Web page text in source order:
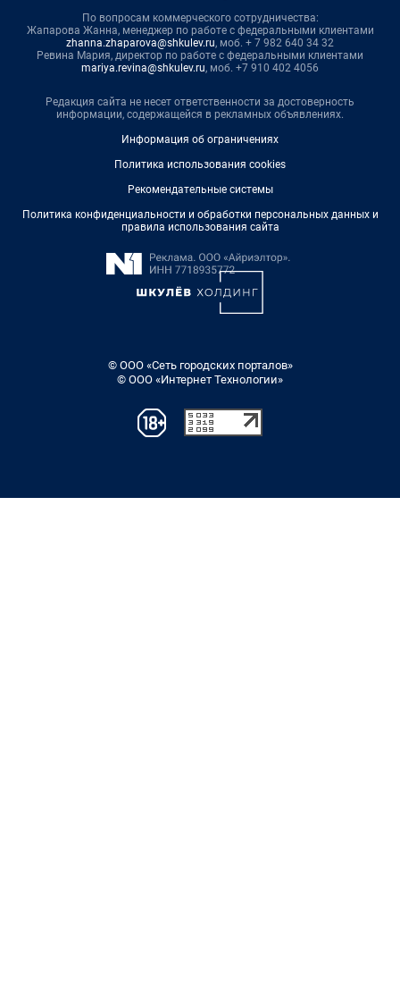
По вопросам коммерческого сотрудничества:
Жапарова Жанна, менеджер по работе с федеральными клиентами
zhanna.zhaparova@shkulev.ru, моб. + 7 982 640 34 32
Ревина Мария, директор по работе с федеральными клиентами
mariya.revina@shkulev.ru, моб. +7 910 402 4056
Редакция сайта не несет ответственности за достоверность
информации, содержащейся в рекламных объявлениях.
Информация об ограничениях
Политика использования cookies
Рекомендательные системы
Политика конфиденциальности и обработки персональных данных и
правила использования сайта
© ООО «Сеть городских порталов»
© ООО «Интернет Технологии»